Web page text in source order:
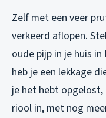
Zelf met een veer
verkeerd aflopen.
oude pijp in je huis
heb je een lekkage
je het hebt
riool in, met nog